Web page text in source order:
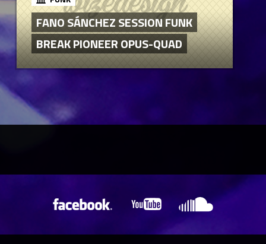
FANO SÁNCHEZ SESSION FUNK
BREAK PIONEER OPUS-QUAD